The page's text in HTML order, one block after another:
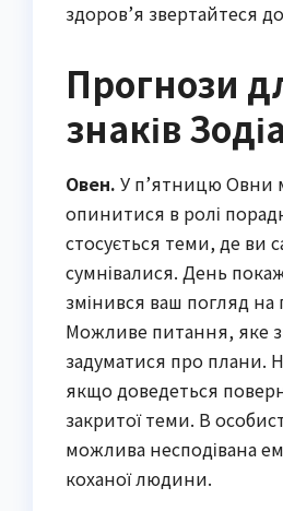
здоров’я звертайтеся
Прогнози
знаків
Овен. У п’ятницю Овни
опинитися в ролі
стосується теми, де ви
сумнівалися. День
змінився ваш погляд на
Можливе питання, яке
задуматися про плани.
якщо доведеться
закритої теми. В
можлива несподівана
коханої людини.